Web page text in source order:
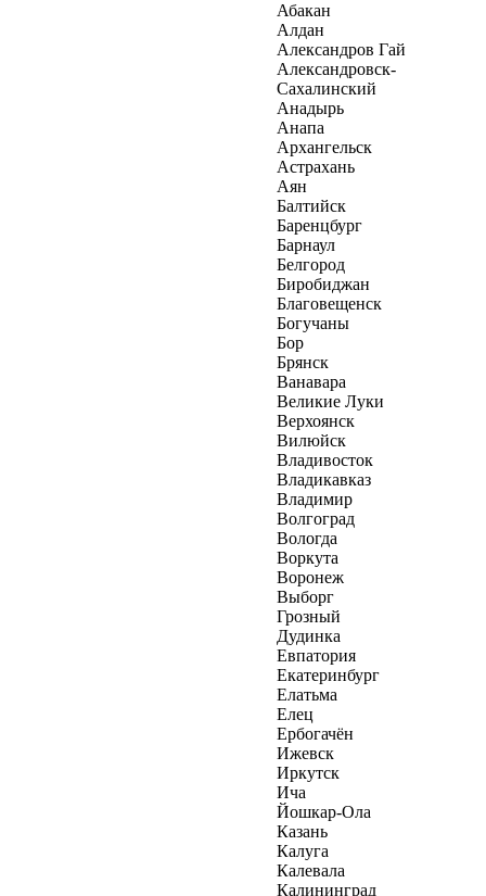
Абакан
Алдан
Александров Гай
Александровск-
Сахалинский
Анадырь
Анапа
Архангельск
Астрахань
Аян
Балтийск
Баренцбург
Барнаул
Белгород
Биробиджан
Благовещенск
Богучаны
Бор
Брянск
Ванавара
Великие Луки
Верхоянск
Вилюйск
Владивосток
Владикавказ
Владимир
Волгоград
Вологда
Воркута
Воронеж
Выборг
Грозный
Дудинка
Евпатория
Екатеринбург
Елатьма
Елец
Ербогачён
Ижевск
Иркутск
Ича
Йошкар-Ола
Казань
Калуга
Калевала
Калининград